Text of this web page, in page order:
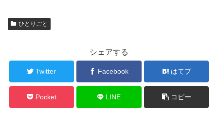
ひとりごと
シェアする
Twitter Facebook はてブ
Pocket LINE コピー